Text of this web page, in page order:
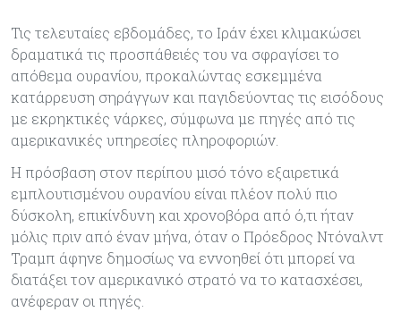
Τις τελευταίες εβδομάδες, το Ιράν έχει κλιμακώσει
δραματικά τις προσπάθειές του να σφραγίσει το
απόθεμα ουρανίου, προκαλώντας εσκεμμένα
κατάρρευση σηράγγων και παγιδεύοντας τις εισόδους
με εκρηκτικές νάρκες, σύμφωνα με πηγές από τις
αμερικανικές υπηρεσίες πληροφοριών.
Η πρόσβαση στον περίπου μισό τόνο εξαιρετικά
εμπλουτισμένου ουρανίου είναι πλέον πολύ πιο
δύσκολη, επικίνδυνη και χρονοβόρα από ό,τι ήταν
μόλις πριν από έναν μήνα, όταν ο Πρόεδρος Ντόναλντ
Τραμπ άφηνε δημοσίως να εννοηθεί ότι μπορεί να
διατάξει τον αμερικανικό στρατό να το κατασχέσει,
ανέφεραν οι πηγές.